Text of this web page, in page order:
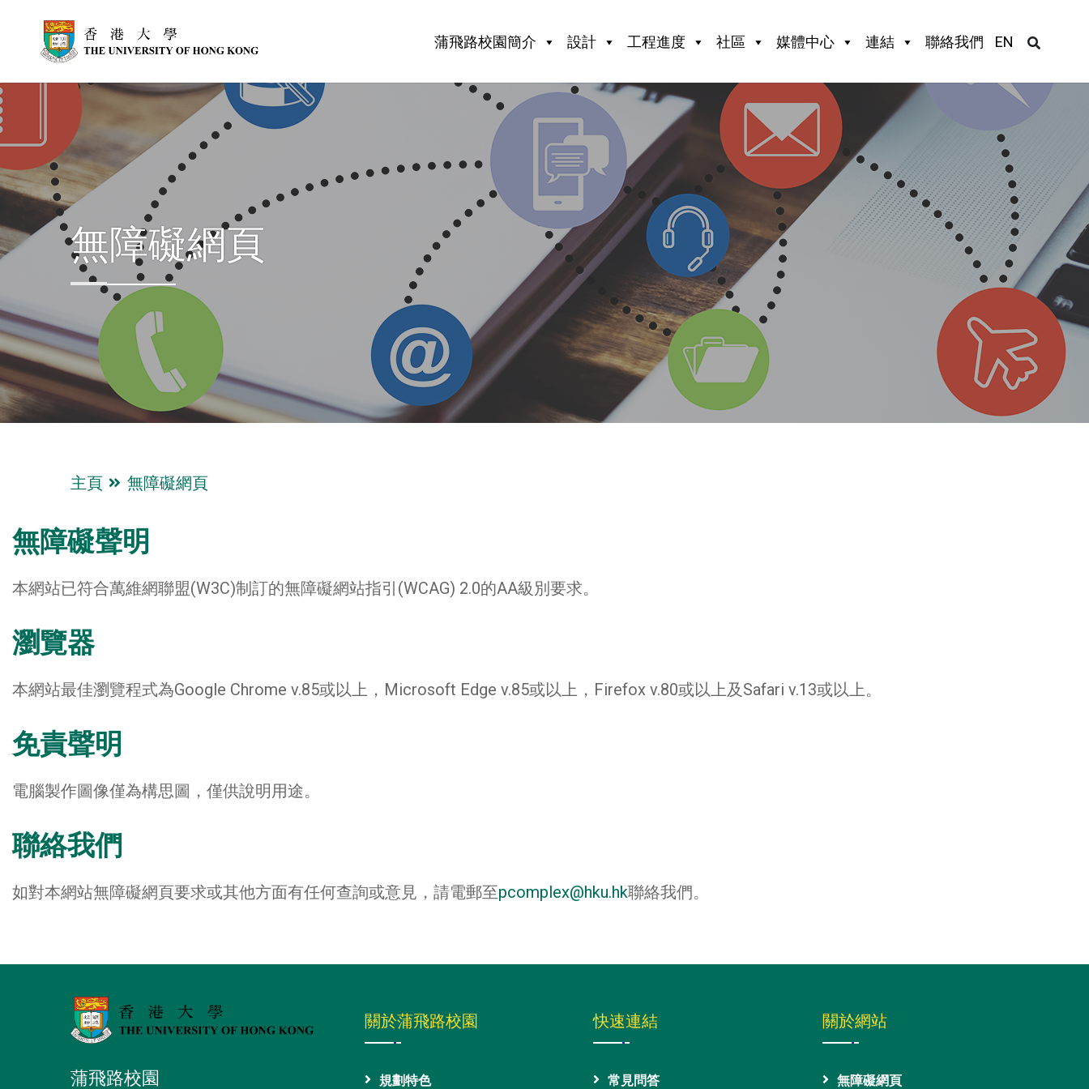
跳到主內容
蒲飛路校園簡介 設計 工程進度 社區 媒體中心 連結 聯絡我們 EN
無障礙網頁
主頁 無障礙網頁
無障礙聲明
本網站已符合萬維網聯盟(W3C)制訂的無障礙網站指引(WCAG) 2.0的AA級別要求。
瀏覽器
本網站最佳瀏覽程式為Google Chrome v.85或以上，Microsoft Edge v.85或以上，Firefox v.80或以上及Safari v.13或以上。
免責聲明
電腦製作圖像僅為構思圖，僅供說明用途。
聯絡我們
如對本網站無障礙網頁要求或其他方面有任何查詢或意見，請電郵至pcomplex@hku.hk聯絡我們。
蒲飛路校園
關於蒲飛路校園
規劃特色
快速連結
常見問答
關於網站
無障礙網頁